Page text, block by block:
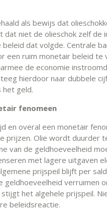
als bewijs dat
dat niet de olieschok zelf de
dat volgde. Centrale
een ruim monetair beleid te
de economie
hierdoor naar dubbele
het geld.
fenomeen
en overal een monetair
prijzen. Olie wordt duurder
van de geldhoeveelheid
met lagere uitgaven
prijspeil blijft per
geldhoeveelheid verruimen
het algehele prijspeil.
beleidsreactie.